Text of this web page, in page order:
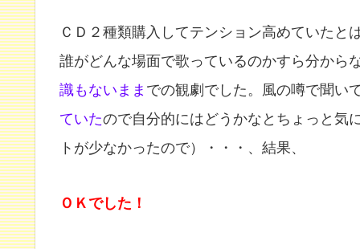
ＣＤ２種類購入してテンション高めていたと
誰がどんな場面で歌っているのかすら分から
識もないまま での観劇でした。風の噂で聞い
ていたので自分的にはどうかなとちょっと気
トが少なかったので）・・・、結果、
ＯＫでした！